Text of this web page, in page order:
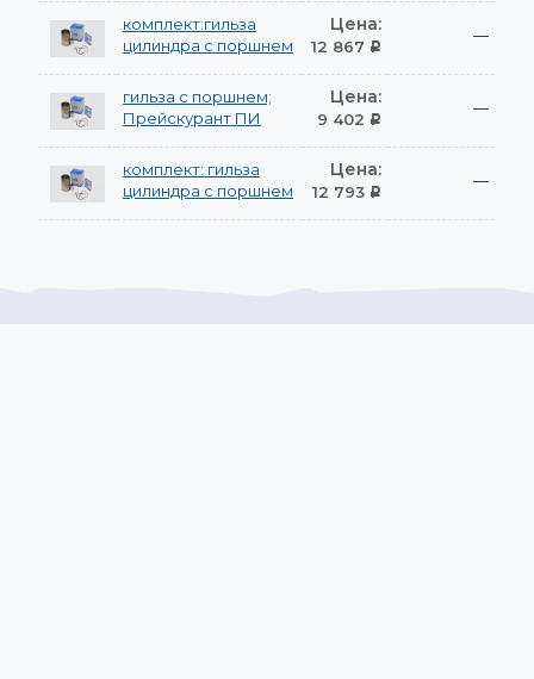
комплект:гильза
цилиндра с поршнем
Цена:
12 867 Р
—
гильза с поршнем;
Прейскурант ПИ
Цена:
9 402 Р
—
комплект: гильза
цилиндра с поршнем
Цена:
12 793 Р
—